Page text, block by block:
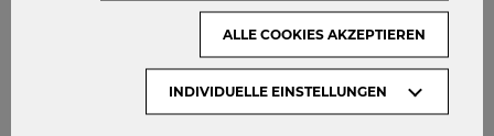
INDIVIDUELLE EINSTELLUNGEN
ALLE COOKIES AKZEPTIEREN